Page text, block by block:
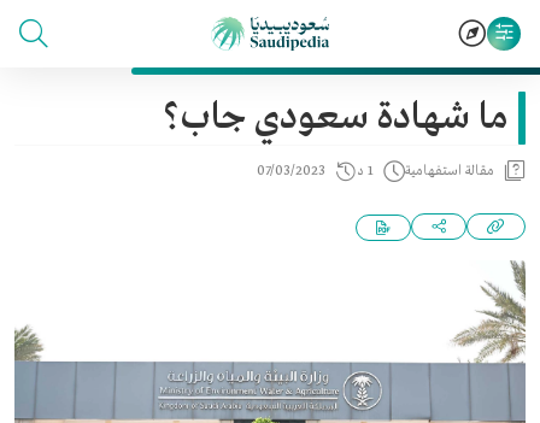
ما شهادة سعودي جاب؟
مقالة استفهامية 1 د 07/03/2023